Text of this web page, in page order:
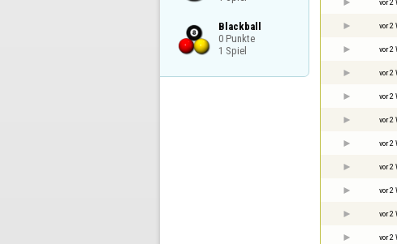
Blackball
0 Punkte
1 Spiel
vor 2
vor 2
vor 2
vor 2
vor 2
vor 2
vor 2
vor 2
vor 2
vor 2
vor 2